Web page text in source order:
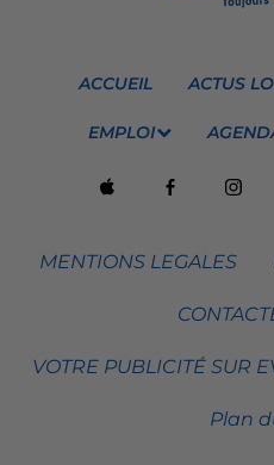
ACCUEIL ACTUS
EMPLOI
MENTIONS LEGALES
VOTRE PUBLICITÉ SUR
Plan